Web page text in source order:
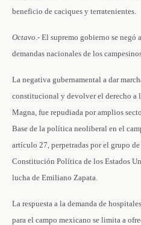
beneficio de caciques y terratenientes.
Octavo.- El supremo gobierno se negó
demandas nacionales de los
La negativa gubernamental a dar
constitucional y devolver el derecho a
Magna, fue repudiada por amplios
Base de la política neoliberal en el
artículo 27, perpetradas por el grupo de
Constitución Política de los Estados
lucha de Emiliano Zapata.
La respuesta a la demanda de
para el campo mexicano se limita a